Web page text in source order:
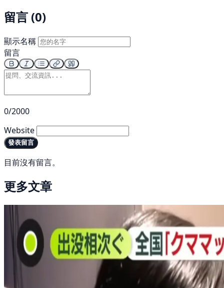
留言 (0)
顯示名稱
留言
0/2000
Website
發表留言
目前沒有留言。
更多文章